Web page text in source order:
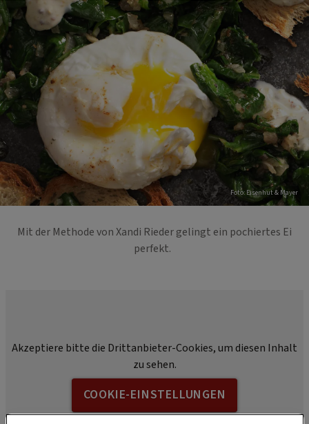
Foto: Eisenhut & Mayer
Mit der Methode von Xandi Rieder gelingt ein pochiertes Ei
perfekt.
Akzeptiere bitte die Drittanbieter-Cookies, um diesen Inhalt
zu sehen.
COOKIE-EINSTELLUNGEN